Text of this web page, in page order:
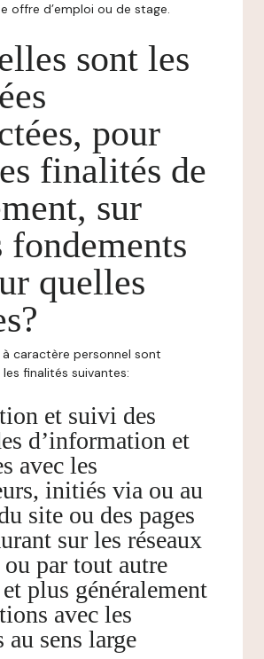
offre d’emploi ou de stage.
sont les
pour
finalités de
sur
fondements
quelles
à caractère personnel sont
finalités suivantes:
et suivi des
d’information et
avec les
initiés via ou au
site ou des pages
sur les réseaux
par tout autre
plus généralement
avec les
au sens large